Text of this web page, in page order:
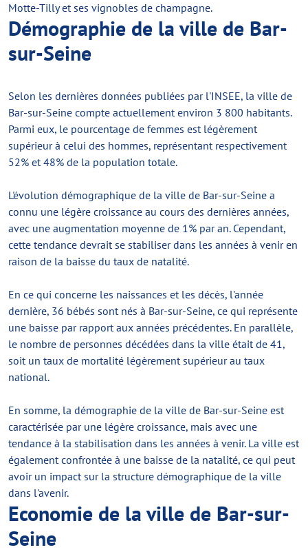
Motte-Tilly et ses vignobles de champagne.
Démographie de la ville de Bar-
sur-Seine
Selon les dernières données publiées par l'INSEE, la ville de
Bar-sur-Seine compte actuellement environ 3 800 habitants.
Parmi eux, le pourcentage de femmes est légèrement
supérieur à celui des hommes, représentant respectivement
52% et 48% de la population totale.
L'évolution démographique de la ville de Bar-sur-Seine a
connu une légère croissance au cours des dernières années,
avec une augmentation moyenne de 1% par an. Cependant,
cette tendance devrait se stabiliser dans les années à venir en
raison de la baisse du taux de natalité.
En ce qui concerne les naissances et les décès, l'année
dernière, 36 bébés sont nés à Bar-sur-Seine, ce qui représente
une baisse par rapport aux années précédentes. En parallèle,
le nombre de personnes décédées dans la ville était de 41,
soit un taux de mortalité légèrement supérieur au taux
national.
En somme, la démographie de la ville de Bar-sur-Seine est
caractérisée par une légère croissance, mais avec une
tendance à la stabilisation dans les années à venir. La ville est
également confrontée à une baisse de la natalité, ce qui peut
avoir un impact sur la structure démographique de la ville
dans l'avenir.
Economie de la ville de Bar-sur-
Seine